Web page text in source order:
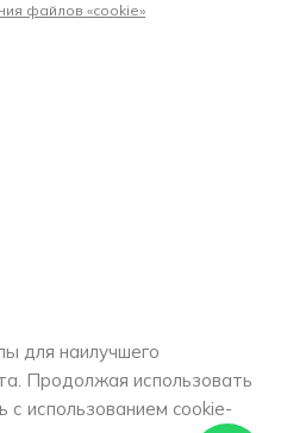
файлов «cookie»
для наилучшего
Продолжая использовать
с использованием cookie-